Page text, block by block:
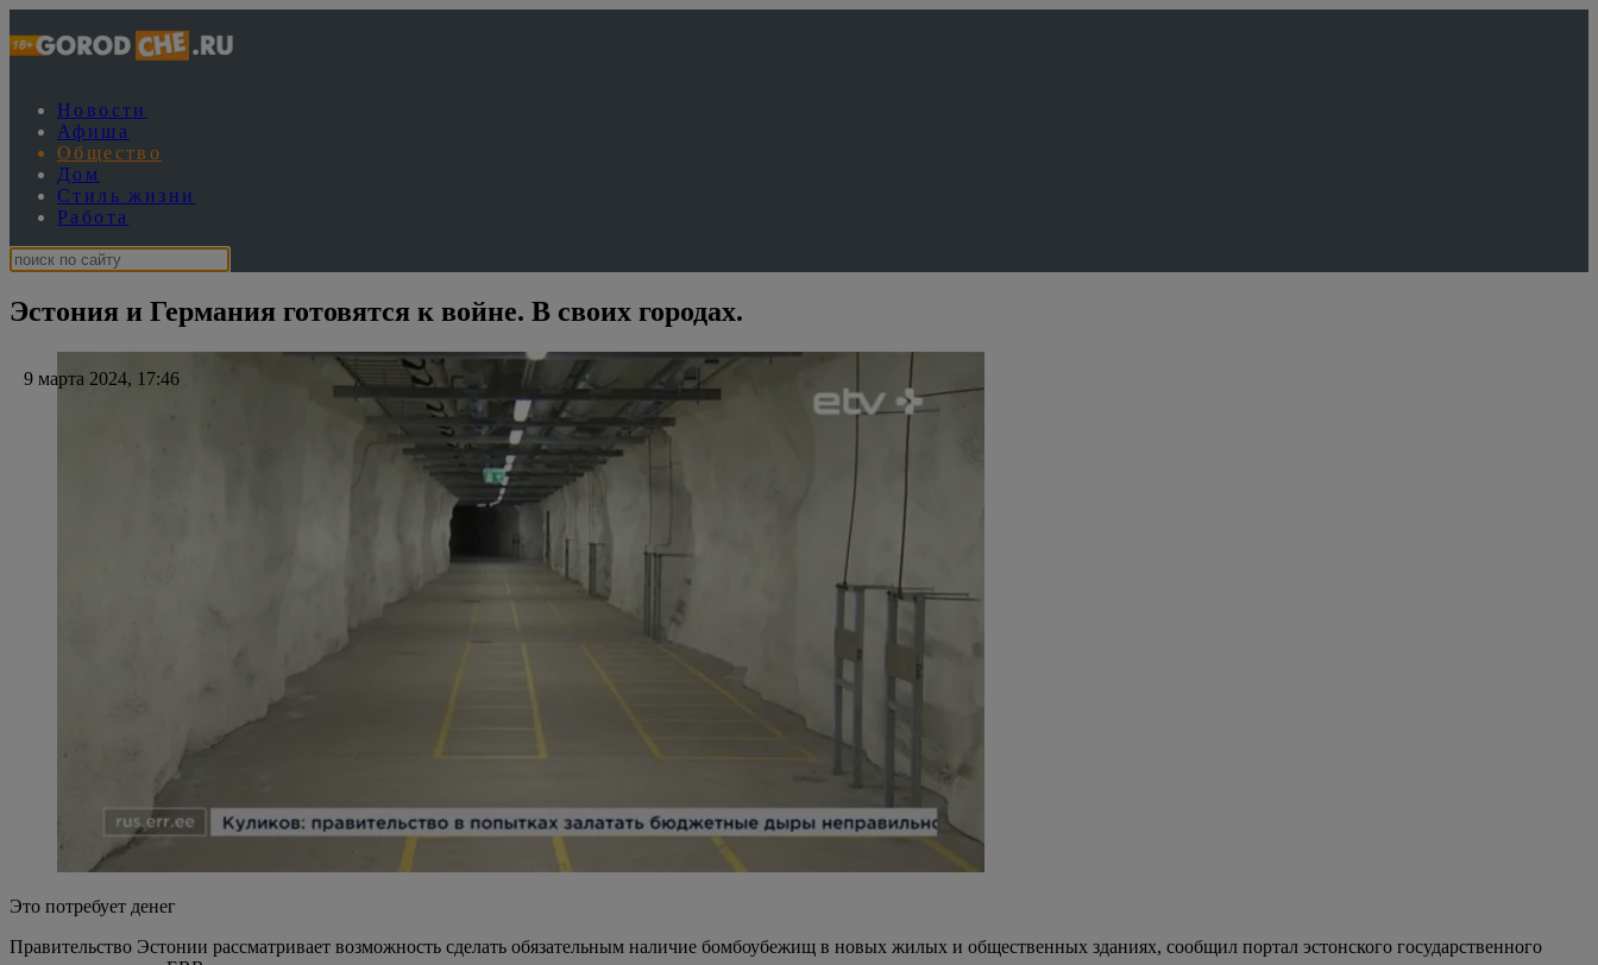
Новости
Афиша
Общество
Дом
Стиль жизни
Работа
Эстония и Германия готовятся к войне. В своих городах.
9 марта 2024, 17:46
Это потребует денег
Правительство Эстонии рассматривает возможность сделать обязательным наличие бомбоубежищ в новых жилых и общественных зданиях, сообщил портал эстонского государственного